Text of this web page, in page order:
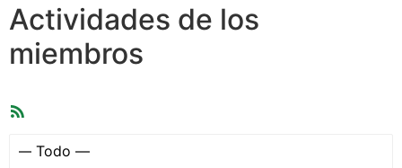
Actividades de los
miembros
Mostrar: